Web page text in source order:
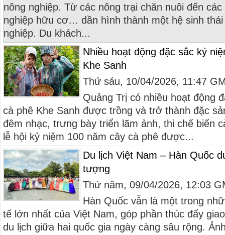
nông nghiệp. Từ các nông trại chăn nuôi đến
nghiệp hữu cơ… dần hình thành một hệ sinh
nghiệp. Du khách...
Nhiều hoạt động đặc sắc kỷ
Khe Sanh
Thứ sáu, 10/04/2026, 11:47
Quảng Trị có nhiều hoạt động
cà phê Khe Sanh được trồng và trở thành đặc
đêm nhạc, trưng bày triển lãm ảnh, thi chế biến
lễ hội kỷ niệm 100 năm cây cà phê được...
Du lịch Việt Nam – Hàn Quốc
tượng
Thứ năm, 09/04/2026, 12:03
Hàn Quốc vẫn là một trong
tế lớn nhất của Việt Nam, góp phần thúc đẩy
du lịch giữa hai quốc gia ngày càng sâu rộng.